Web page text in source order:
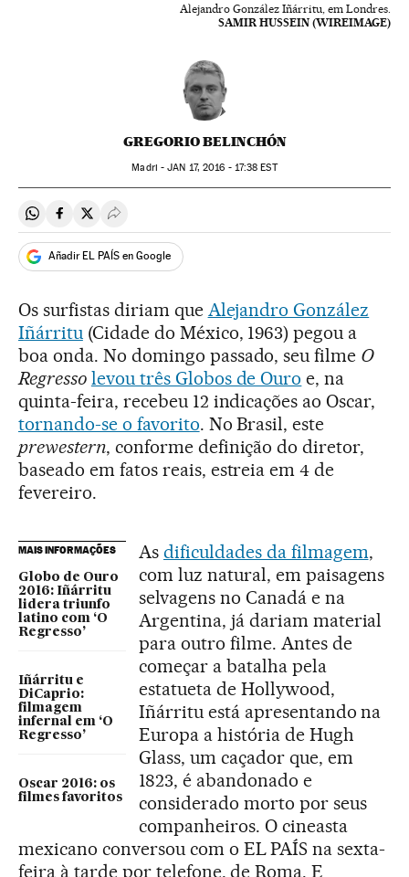
Alejandro González Iñárritu, em Londres.
SAMIR HUSSEIN (WIREIMAGE)
GREGORIO BELINCHÓN
Madri -JAN 17, 2016 - 17:38 EST
Compartir en Whatsapp
Compartir en Facebook
Compartir en Twitter
Desplegar Redes Sociales
Añadir EL PAÍS en Google
Os surfistas diriam que Alejandro González
Iñárritu (Cidade do México, 1963) pegou a
boa onda. No domingo passado, seu filme O
Regresso levou três Globos de Ouro e, na
quinta-feira, recebeu 12 indicações ao Oscar,
tornando-se o favorito. No Brasil, este
prewestern, conforme definição do diretor,
baseado em fatos reais, estreia em 4 de
fevereiro.
MAIS INFORMAÇÕES
Globo de Ouro
2016: Iñárritu
lidera triunfo
latino com ‘O
Regresso’
Iñárritu e
DiCaprio:
filmagem
infernal em ‘O
Regresso’
Oscar 2016: os
filmes favoritos
As dificuldades da filmagem,
com luz natural, em paisagens
selvagens no Canadá e na
Argentina, já dariam material
para outro filme. Antes de
começar a batalha pela
estatueta de Hollywood,
Iñárritu está apresentando na
Europa a história de Hugh
Glass, um caçador que, em
1823, é abandonado e
considerado morto por seus
companheiros. O cineasta
mexicano conversou com o EL PAÍS na sexta-
feira à tarde por telefone, de Roma. E